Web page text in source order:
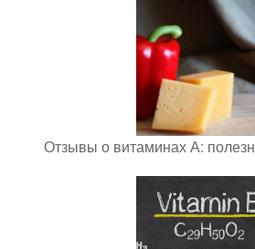
Отзывы о витаминах А: